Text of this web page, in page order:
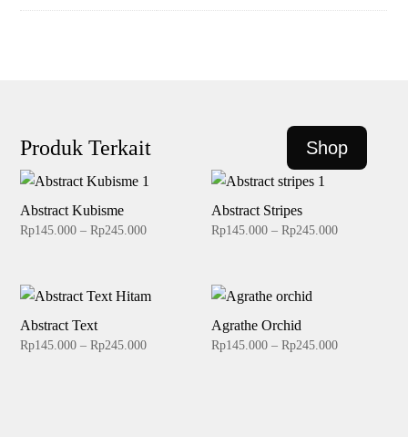
Produk Terkait Shop
Abstract Kubisme
Rp145.000 – Rp245.000Price
through
Abstract Stripes
Rp145.000 – Rp245.000Price
Abstract Text
Rp145.000 – Rp245.000Price
Agrathe Orchid
Rp145.000 – Rp245.000Price